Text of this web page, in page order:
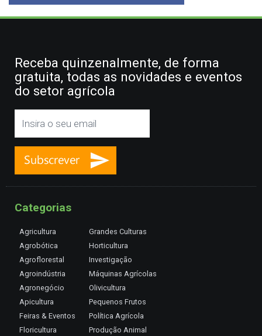
Receba quinzenalmente, de forma
gratuita, todas as novidades e eventos
do setor agrícola
Categorias
Agricultura
Agrobótica
Agroflorestal
Agroindústria
Agronegócio
Apicultura
Feiras & Eventos
Floricultura
Grandes Culturas
Horticultura
Investigação
Máquinas Agrícolas
Olivicultura
Pequenos Frutos
Política Agrícola
Produção Animal